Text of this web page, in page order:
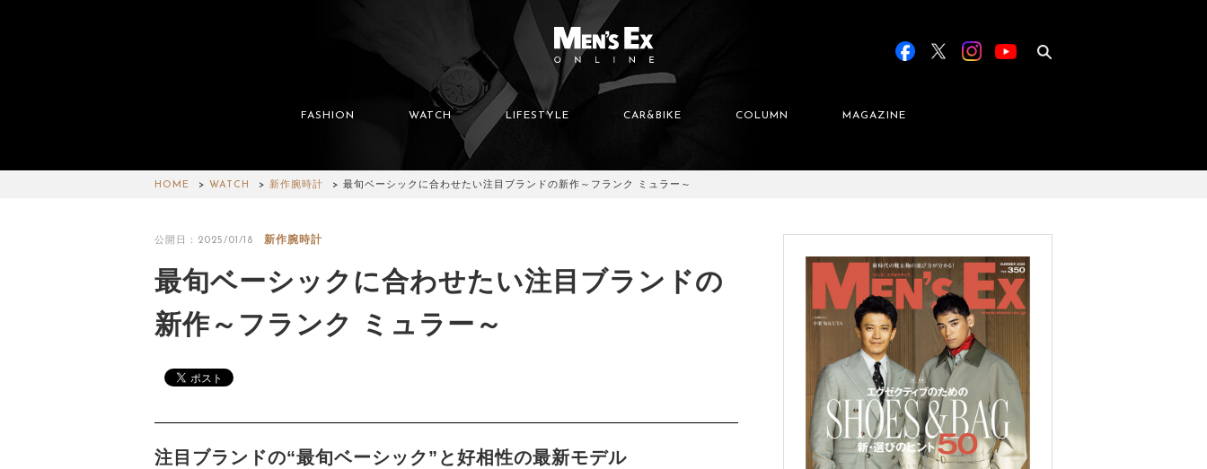
FASHION WATCH LIFESTYLE CAR&BIKE COLUMN MAGAZINE
HOME WATCH 新作腕時計 最旬ベーシックに合わせたい注目ブランドの新作～フランク ミュラー～
公開日：2025/01/18 新作腕時計
最旬ベーシックに合わせたい注目ブランドの
新作～フランク ミュラー～
注目ブランドの“最旬ベーシック”と好相性の最新モデル